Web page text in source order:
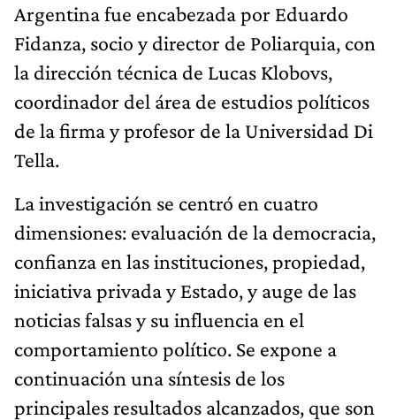
Argentina fue encabezada por Eduardo
Fidanza, socio y director de Poliarquia, con
la dirección técnica de Lucas Klobovs,
coordinador del área de estudios políticos
de la firma y profesor de la Universidad Di
Tella.
La investigación se centró en cuatro
dimensiones: evaluación de la democracia,
confianza en las instituciones, propiedad,
iniciativa privada y Estado, y auge de las
noticias falsas y su influencia en el
comportamiento político. Se expone a
continuación una síntesis de los
principales resultados alcanzados, que son